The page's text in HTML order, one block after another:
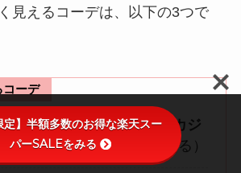
見えるコーデは、以下の3つで
コーデ
ャツとフレアスカート（
カジ
ぎずキレイめな印象
を与える）
定】半額多数のお得な楽天スー
パーSALEをみる